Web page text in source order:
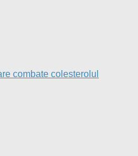
combate colesterolul